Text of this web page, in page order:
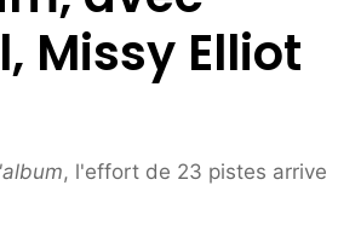
Missy Elliot
, l'effort de 23 pistes arrive